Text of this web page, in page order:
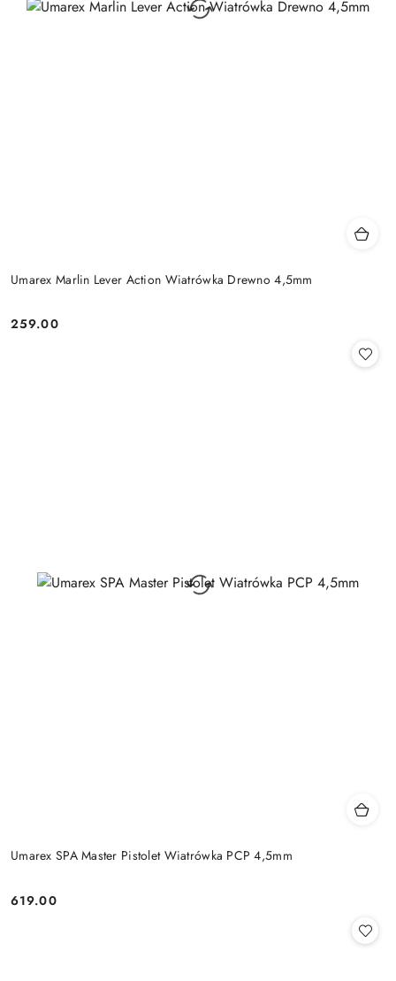
Umarex Marlin Lever Action Wiatrówka Drewno 4,5mm
Cena:
259.00
Umarex SPA Master Pistolet Wiatrówka PCP 4,5mm
Cena:
619.00